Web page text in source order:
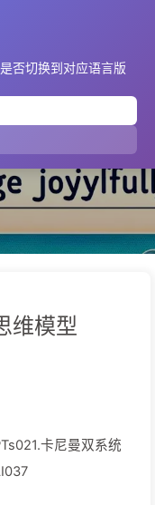
否切换到对应语言版
模型
维模型
卡尼曼双系统